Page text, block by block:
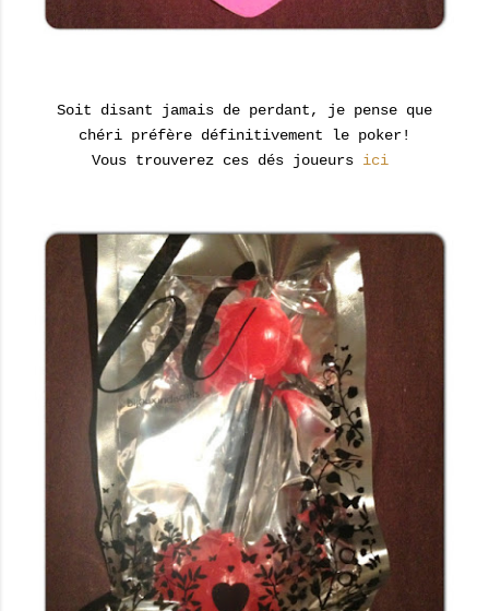
Soit disant jamais de perdant, je pense que
chéri préfère définitivement le poker!
Vous trouverez ces dés joueurs ici